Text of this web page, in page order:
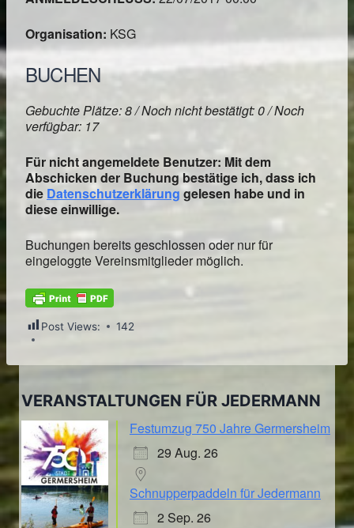
Organisation: KSG
BUCHEN
Gebuchte Plätze: 8 / Noch nicht bestätigt: 0 / Noch
verfügbar: 17
Für nicht angemeldete Benutzer: Mit dem
Abschicken der Buchung bestätige ich, dass ich
die Datenschutzerklärunggelesen habe und in
diese einwillige.
Buchungen bereits geschlossen oder nur für
eingeloggte Vereinsmitglieder möglich.
Post Views: 142
VERANSTALTUNGEN FÜR JEDERMANN
Festumzug 750 Jahre Germersheim
29 Aug. 26
Schnupperpaddeln für Jedermann
2 Sep. 26